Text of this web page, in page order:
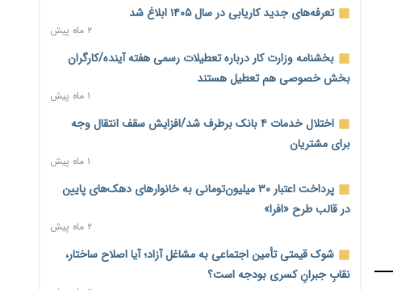
رشد ۷۵ هزار میلیاردی بازار خرید اعتباری؛ فین‌تک‌ها وارد میدان
۲ روز پیش
احتمال اختلال ۲۴ ساعته در سامانه‌های تأمین اجتماعی
۲ روز پیش
آغاز اجرای پایلوت «ردا کارت» برای دانشجویان تحصیلات تکمیلی
محدودیت تازه برای شبکه بانکی؛ افزایش سپرده قانونی با هدف
کنترل تورم
ترمز تولید خودرو کشیده شد؛ افت ۲۵ درصدی تیراژ ایران‌خودرو،
سایپا و پارس‌خودرو
تعرفه‌های جدید کاریابی در سال ۱۴۰۵ ابلاغ شد
۲ ماه پیش
بخشنامه وزارت کار درباره تعطیلات رسمی هفته آینده/کارگران
بخش خصوصی هم تعطیل هستند
۱ ماه پیش
اختلال خدمات ۴ بانک برطرف شد/افزایش سقف انتقال وجه
برای مشتریان
۱ ماه پیش
پرداخت اعتبار ۳۰ میلیون‌تومانی به خانوارهای دهک‌های پایین
در قالب طرح «افرا»
۲ ماه پیش
شوک قیمتی تأمین اجتماعی به مشاغل آزاد؛ آیا اصلاح ساختار،
نقابِ جبرانِ کسری بودجه است؟